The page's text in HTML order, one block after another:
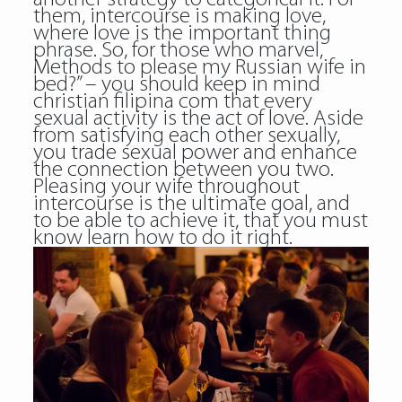
them, intercourse is making love,
where love is the important thing
phrase. So, for those who marvel,
Methods to please my Russian wife in
bed?” – you should keep in mind
christian filipina com that every
sexual activity is the act of love. Aside
from satisfying each other sexually,
you trade sexual power and enhance
the connection between you two.
Pleasing your wife throughout
intercourse is the ultimate goal, and
to be able to achieve it, that you must
know learn how to do it right.